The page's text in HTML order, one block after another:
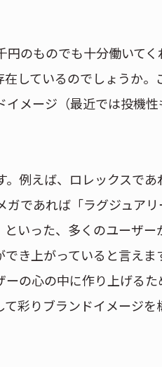
円のものでも十分働いてく
しているのでしょうか。
メージ（最近では投機性
例えば、ロレックスであ
ガであれば「ラグジュアリ
いった、多くのユーザー
き上がっていると言えま
の心の中に作り上げるた
彩りブランドイメージを